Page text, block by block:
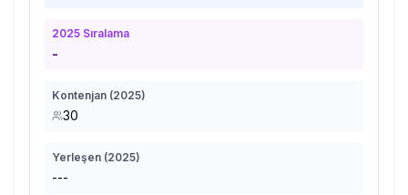
2025 Sıralama
-
Kontenjan (2025)
30
Yerleşen (2025)
---